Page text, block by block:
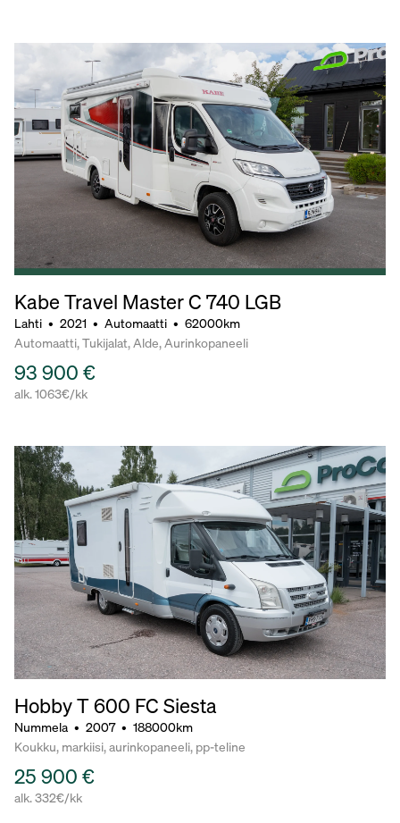
Kabe Travel Master C 740 LGB
Lahti • 2021 • Automaatti • 62000km
Automaatti, Tukijalat, Alde, Aurinkopaneeli
93 900 €
alk. 1063€/kk
Hobby T 600 FC Siesta
Nummela • 2007 • 188000km
Koukku, markiisi, aurinkopaneeli, pp-teline
25 900 €
alk. 332€/kk